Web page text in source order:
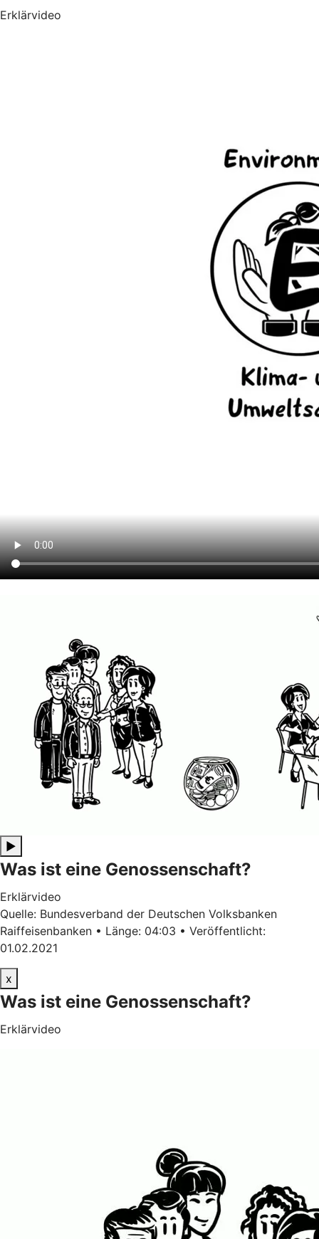
Erklärvideo
▶
Was ist eine Genossenschaft?
Erklärvideo
Quelle: Bundesverband der Deutschen Volksbanken
Raiffeisenbanken • Länge: 04:03 • Veröffentlicht:
01.02.2021
x
Was ist eine Genossenschaft?
Erklärvideo